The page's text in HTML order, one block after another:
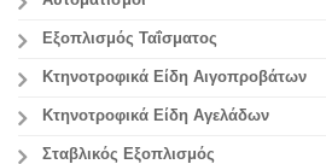
Εξοπλισμός Ταΐσματος
Κτηνοτροφικά Είδη Αιγοπροβάτων
Κτηνοτροφικά Είδη Αγελάδων
Σταβλικός Εξοπλισμός